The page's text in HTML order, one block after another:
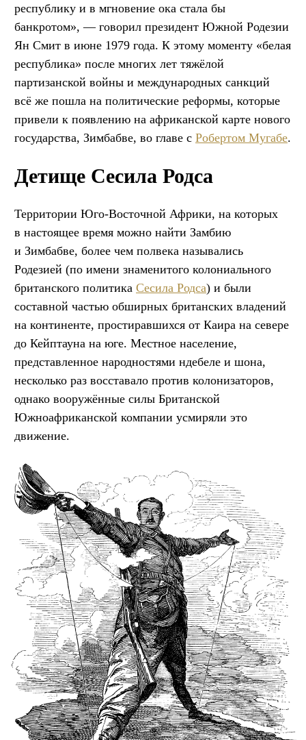
республику и в мгновение ока стала бы
банкротом», — говорил президент Южной Родезии
Ян Смит в июне 1979 года. К этому моменту «белая
республика» после многих лет тяжёлой
партизанской войны и международных санкций
всё же пошла на политические реформы, которые
привели к появлению на африканской карте нового
государства, Зимбабве, во главе с Робертом Мугабе.
Детище Сесила Родса
Территории Юго-Восточной Африки, на которых
в настоящее время можно найти Замбию
и Зимбабве, более чем полвека назывались
Родезией (по имени знаменитого колониального
британского политика Сесила Родса) и были
составной частью обширных британских владений
на континенте, простиравшихся от Каира на севере
до Кейптауна на юге. Местное население,
представленное народностями ндебеле и шона,
несколько раз восставало против колонизаторов,
однако вооружённые силы Британской
Южноафриканской компании усмиряли это
движение.